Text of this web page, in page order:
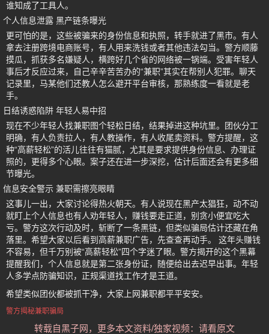
谁知成了工具人。
个人信息泄露 黑产链条曝光
更可怕的是，这些被骗来的身份信息和执照，转手就进了黑市。有人
拿去注册跨境电商账号，有人用来洗钱或者其他违法勾当。警方顺藤
摸瓜，抓获多名嫌疑人，横跨好几个省的网络被一锅端。受害年轻人
事后才反应过来，自己辛辛苦苦办的“兼职”其实在帮别人犯罪。聊天
记录里，马某他们还教人怎么避开平台审核，那熟练度一看就是老
手。
日结诱惑陷阱 年轻人易中招
现在不少年轻人找兼职图个轻松日结，结果掉进这种坑里。团伙分工
明确，有人负责拉人，有人教操作，有人收尾卖资料。警方提醒，这
种“高薪轻松”的活儿往往有猫腻，尤其是要求提供身份信息、办理证
照的，更得多个心眼。案子还在进一步深挖，估计后面还会有更多细
节曝光。
信息安全警示 兼职需擦亮眼睛
这事儿一出，大家讨论得热火朝天。有人说现在黑产太猖狂，动不动
就盯上个人信息也有人劝年轻人，赚钱要走正道，别贪小便宜吃大
亏。警方这次行动及时，斩断了一条黑链，但类似骗局估计还藏在角
落里。希望大家以后看到高薪兼职广告，先查查再动手。 这年头赚钱
不容易，但千万别被“高薪轻松”四个字迷了眼。警方揭开的这个黑幕
提醒我们，个人信息就是第二张身份证，随便给出去迟早出事。年轻
人多学点防骗知识，正规渠道找工作才是王道。
希望类似团伙都被抓干净，大家上网兼职都平平安安。
警方揭秘兼职骗局
转载自黑子网，更多本文资料/独家视频：请看原文